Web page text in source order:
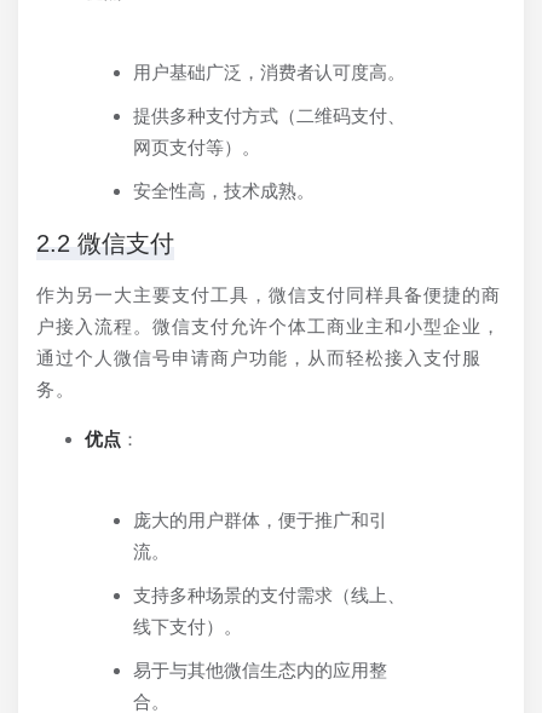
用户基础广泛，消费者认可度高。
提供多种支付方式（二维码支付、
网页支付等）。
安全性高，技术成熟。
2.2 微信支付
作为另一大主要支付工具，微信支付同样具备便捷的商
户接入流程。微信支付允许个体工商业主和小型企业，
通过个人微信号申请商户功能，从而轻松接入支付服
务。
优点 ：
庞大的用户群体，便于推广和引
流。
支持多种场景的支付需求（线上、
线下支付）。
易于与其他微信生态内的应用整
合。